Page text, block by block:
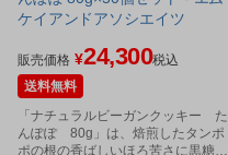
ケイアンドアソシエイツ
販売価格 ¥24,300税込
送料無料
「ナチュラルビーガンクッキー た
んぽぽ 80g」は、焙煎したタンポ
ポの根の香ばしいほろ苦さに黒糖の